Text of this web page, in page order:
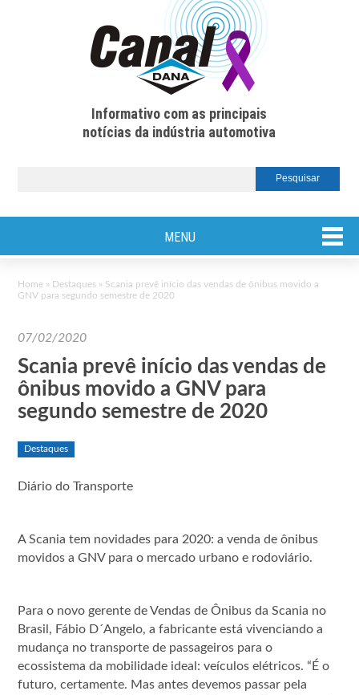
Informativo com as principais
notícias da indústria automotiva
MENU
Home » Destaques » Scania prevê início das vendas de ônibus movido a
GNV para segundo semestre de 2020
07/02/2020
Scania prevê início das vendas de
ônibus movido a GNV para
segundo semestre de 2020
Destaques
Diário do Transporte
A Scania tem novidades para 2020: a venda de ônibus
movidos a GNV para o mercado urbano e rodoviário.
Para o novo gerente de Vendas de Ônibus da Scania no
Brasil, Fábio D´Angelo, a fabricante está vivenciando a
mudança no transporte de passageiros para o
ecossistema da mobilidade ideal: veículos elétricos. “É o
futuro, certamente. Mas antes devemos passar pela